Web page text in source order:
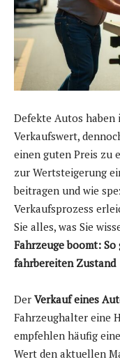
Defekte Autos haben
Verkaufswert,
einen guten Preis zu
zur Wertsteigerung
beitragen und wie
Verkaufsprozess
Sie alles, was Sie
Fahrzeuge boomt:
fahrbereiten Zustand
Der Verkauf eines
Fahrzeughalter eine
empfehlen häufig
Wert den aktuellen